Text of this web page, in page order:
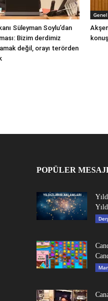
Süleyman Soylu’dan
Bizim derdimiz
değil, orayı terörden
Genel
POPÜLER